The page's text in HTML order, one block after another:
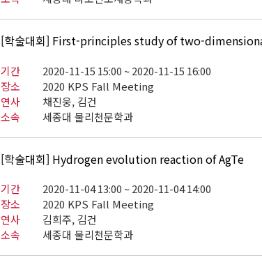
[학술대회] First-principles study of two-
기간
2020-11-15 15:00 ~ 2020-11-15 16:00
장소
2020 KPS Fall Meeting
연사
채진웅, 김건
소속
세종대 물리천문학과
[학술대회] Hydrogen evolution reaction of AgTe
기간
2020-11-04 13:00 ~ 2020-11-04 14:00
장소
2020 KPS Fall Meeting
연사
김희주, 김건
소속
세종대 물리천문학과